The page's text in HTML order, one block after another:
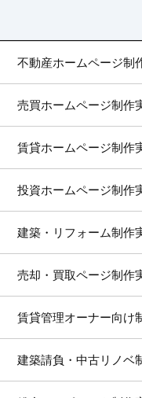
不動産ホームページ制
売買ホームページ制作
賃貸ホームページ制作
投資ホームページ制作
建築・リフォーム制作
売却・買取ページ制作
賃貸管理オーナー向け
建築請負・中古リノベ